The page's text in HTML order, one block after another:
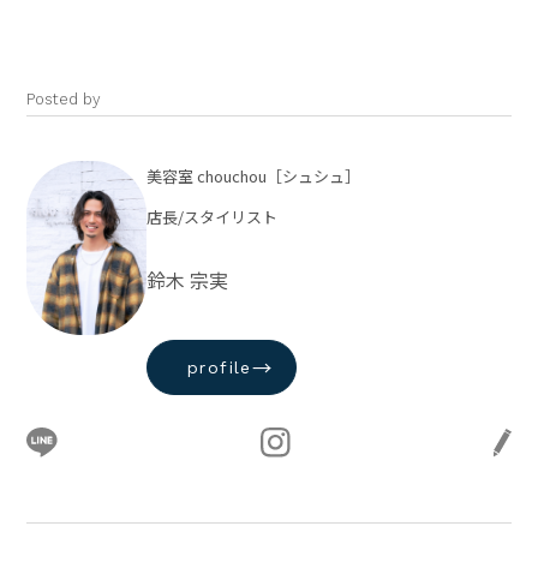
Posted by
美容室 chouchou［シュシュ］
店長/スタイリスト
鈴木 宗実
profile→